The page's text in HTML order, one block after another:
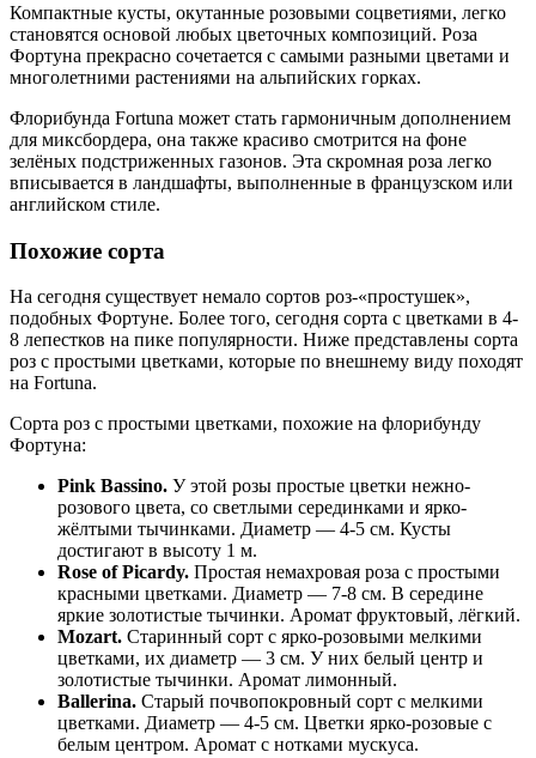
Компактные кусты, окутанные розовыми соцветиями, легко
становятся основой любых цветочных композиций. Роза
Фортуна прекрасно сочетается с самыми разными цветами и
многолетними растениями на альпийских горках.
Флорибунда Fortuna может стать гармоничным дополнением
для миксбордера, она также красиво смотрится на фоне
зелёных подстриженных газонов. Эта скромная роза легко
вписывается в ландшафты, выполненные в французском или
английском стиле.
Похожие сорта
На сегодня существует немало сортов роз-«простушек»,
подобных Фортуне. Более того, сегодня сорта с цветками в 4-
8 лепестков на пике популярности. Ниже представлены сорта
роз с простыми цветками, которые по внешнему виду походят
на Fortuna.
Сорта роз с простыми цветками, похожие на флорибунду
Фортуна:
Pink Bassino. У этой розы простые цветки нежно-
розового цвета, со светлыми серединками и ярко-
жёлтыми тычинками. Диаметр — 4-5 см. Кусты
достигают в высоту 1 м.
Rose of Picardy. Простая немахровая роза с простыми
красными цветками. Диаметр — 7-8 см. В середине
яркие золотистые тычинки. Аромат фруктовый, лёгкий.
Mozart. Старинный сорт с ярко-розовыми мелкими
цветками, их диаметр — 3 см. У них белый центр и
золотистые тычинки. Аромат лимонный.
Ballerina. Старый почвопокровный сорт с мелкими
цветками. Диаметр — 4-5 см. Цветки ярко-розовые с
белым центром. Аромат с нотками мускуса.